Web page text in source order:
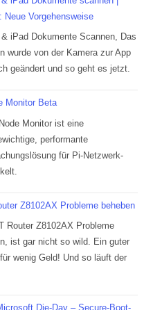
Neue Vorgehensweise
iPad Dokumente Scannen, Das
wurde von der Kamera zur App
geändert und so geht es jetzt.
Monitor Beta
Monitor ist eine
performante
für Pi-Netzwerk-
Z8102AX Probleme beheben
Router Z8102AX Probleme
ist gar nicht so wild. Ein guter
wenig Geld! Und so läuft der
Die-Day – Secure-Boot-